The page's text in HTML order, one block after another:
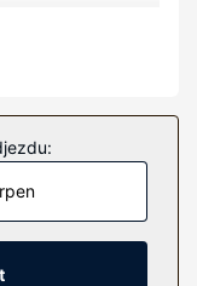
plochou
posteli najdete
exkluzivní ložní
zajistí spojení se
kanály, dobrou
vybavení,
a toaletní